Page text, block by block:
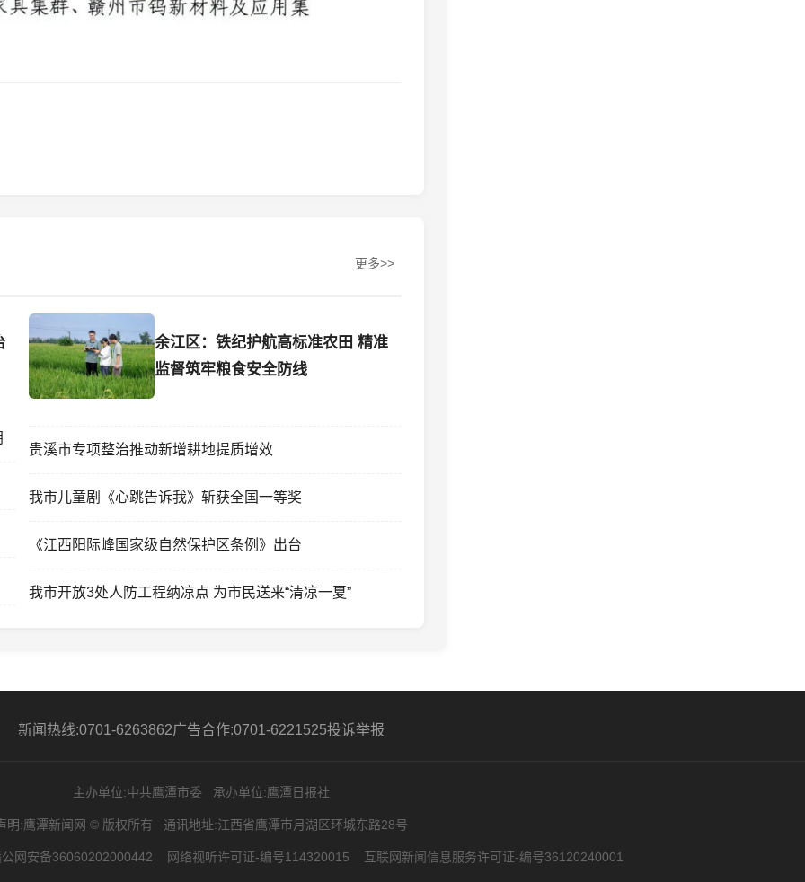
更多>>
余江区：铁纪护航高标准农田 精准
监督筑牢粮食安全防线
贵溪市专项整治推动新增耕地提质增效
我市儿童剧《心跳告诉我》斩获全国一等奖
《江西阳际峰国家级自然保护区条例》出台
我市开放3处人防工程纳凉点 为市民送来“清凉一夏”
新闻热线:0701-6263862广告合作:0701-6221525投诉举报
主办单位:中共鹰潭市委 承办单位:鹰潭日报社
明:鹰潭新闻网 © 版权所有 通讯地址:江西省鹰潭市月湖区环城东路28号
网安备36060202000442 网络视听许可证-编号114320015 互联网新闻信息服务许可证-编号36120240001